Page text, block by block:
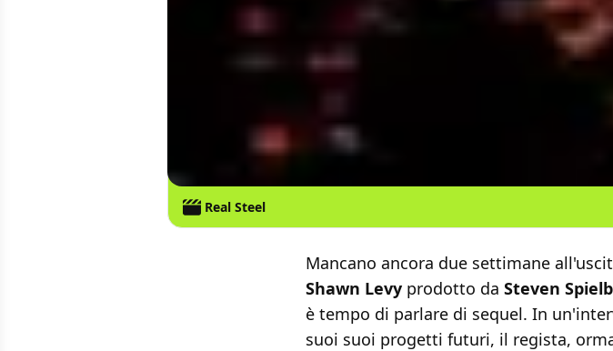
Real Steel
Mancano ancora due settimane
Shawn Levy prodotto da Steven
è tempo di parlare di sequel. In
suoi suoi progetti futuri, il regista,